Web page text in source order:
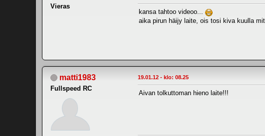
Vieras
kansa tahtoo videoo...
aika pirun häijy laite, ois tosi kiva kuulla
matti1983
Fullspeed RC
19.01.12 - klo: 08.25
Aivan tolkuttoman hieno laite!!!